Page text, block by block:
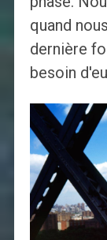
quand
dernière
besoin